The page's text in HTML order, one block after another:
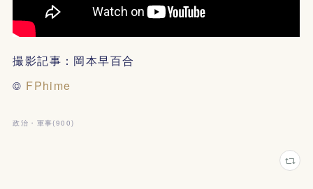
撮影記事：岡本早百合
© FPhime
政治・軍事(900)